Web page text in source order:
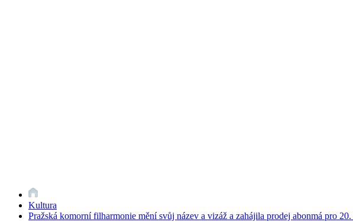
Kultura
Pražská komorní filharmonie mění svůj název a vizáž a zahájila prodej abonmá pro 20.